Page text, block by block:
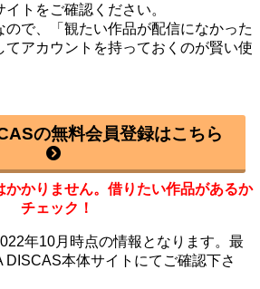
トをご確認ください。
で、「観たい作品が配信になかった
てアカウントを持っておくのが賢い使
の無料会員登録はこちら
かりません。借りたい作品があるか
チェック！
年10月時点の情報となります。最
DISCAS本体サイトにてご確認下さ